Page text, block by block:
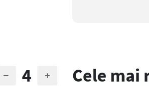
4 Cele mai